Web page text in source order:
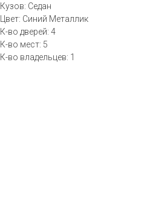
Кузов: Седан
Цвет: Синий Металлик
К-во дверей: 4
К-во мест: 5
К-во владельцев: 1